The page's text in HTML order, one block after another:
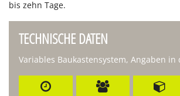
bis zehn Tage.
TECHNISCHE DATEN
Variables Baukastensystem, Angaben in